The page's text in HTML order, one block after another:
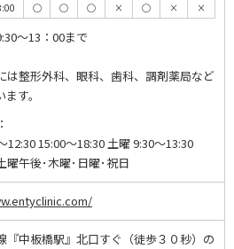
◯ ◯ ◯ × ◯ × ×
～13：00まで
は整形外科、眼科、歯科、調剤薬局など
す。
12:30 15:00～18:30 土曜 9:30～13:30
曜午後･木曜･日曜･祝日
『中板橋駅』北口すぐ（徒歩３０秒）の